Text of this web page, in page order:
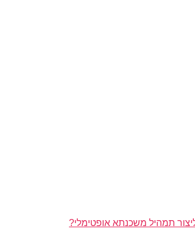
תמהיל משכנתא אופטימלי?